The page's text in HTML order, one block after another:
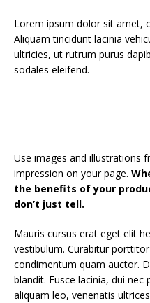
Lorem ipsum dolor sit amet,
Aliquam tincidunt lacinia vehicula. Aenean pretium dui ac sem
ultricies, ut rutrum purus
sodales eleifend.
Use images and illustrations
impression on your page.
the benefits of your
don’t just tell.
Mauris cursus erat eget elit
vestibulum. Curabitur porttitor
condimentum quam auctor.
blandit. Fusce lacinia, dui nec
aliquam leo, venenatis